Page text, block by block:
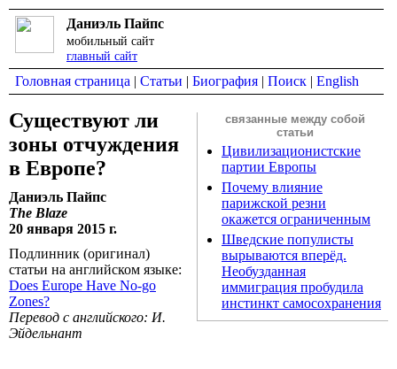
Даниэль Пайпс
мобильный сайт
главный сайт
Головная страница | Статьи | Биография | Поиск | English
связанные между собой
статьи
Цивилизационистские
партии Европы
Почему влияние
парижской резни
окажется ограниченным
Шведские популисты
вырываются вперёд.
Необузданная
иммиграция пробудила
инстинкт самосохранения
Существуют ли
зоны отчуждения
в Европе?
Даниэль Пайпс
The Blaze
20 января 2015 г.
Подлинник (оригинал)
статьи на английском языке:
Does Europe Have No-go
Zones?
Перевод с английского: И.
Эйдельнант